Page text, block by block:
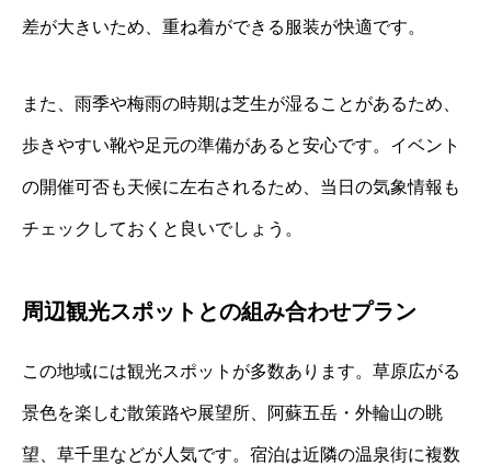
差が大きいため、重ね着ができる服装が快適です。
また、雨季や梅雨の時期は芝生が湿ることがあるため、
歩きやすい靴や足元の準備があると安心です。イベント
の開催可否も天候に左右されるため、当日の気象情報も
チェックしておくと良いでしょう。
周辺観光スポットとの組み合わせプラン
この地域には観光スポットが多数あります。草原広がる
景色を楽しむ散策路や展望所、阿蘇五岳・外輪山の眺
望、草千里などが人気です。宿泊は近隣の温泉街に複数